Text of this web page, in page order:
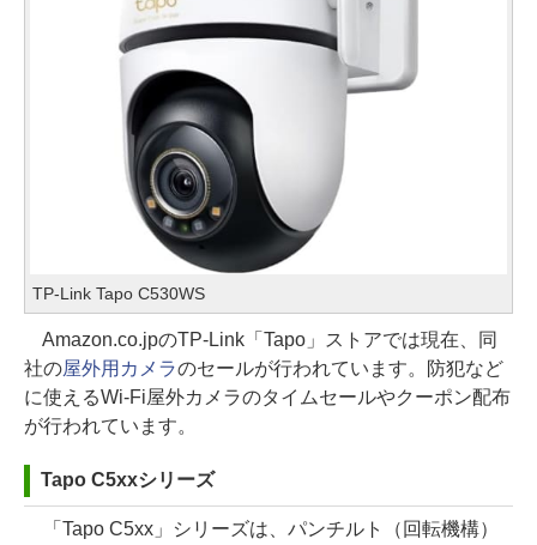
TP-Link Tapo C530WS
Amazon.co.jpのTP-Link「Tapo」ストアでは現在、同
社の屋外用カメラのセールが行われています。防犯など
に使えるWi-Fi屋外カメラのタイムセールやクーポン配布
が行われています。
Tapo C5xxシリーズ
「Tapo C5xx」シリーズは、パンチルト（回転機構）